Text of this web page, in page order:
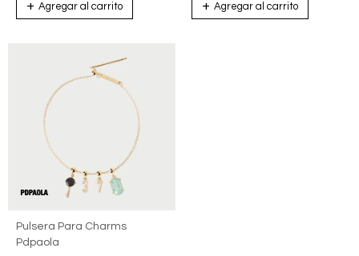
Pulsera Para Charms
Pdpaola